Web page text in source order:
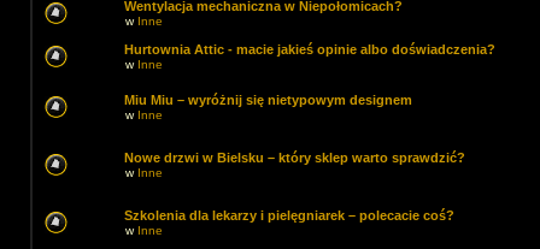
Wentylacja mechaniczna w Niepołomicach?
w Inne
Hurtownia Attic - macie jakieś opinie albo doświadczenia?
w Inne
Miu Miu – wyróżnij się nietypowym designem
w Inne
Nowe drzwi w Bielsku – który sklep warto sprawdzić?
w Inne
Szkolenia dla lekarzy i pielęgniarek – polecacie coś?
w Inne